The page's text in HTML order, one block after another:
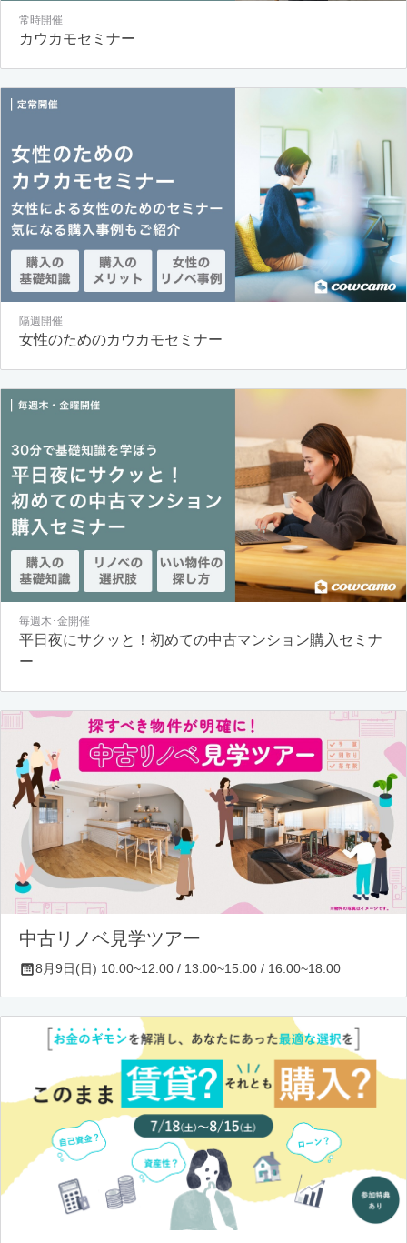
常時開催
カウカモセミナー
隔週開催
女性のためのカウカモセミナー
毎週木･金開催
平日夜にサクッと！初めての中古マンション購入セミナ
ー
中古リノベ見学ツアー
8月9日(日) 10:00~12:00 / 13:00~15:00 / 16:00~18:00